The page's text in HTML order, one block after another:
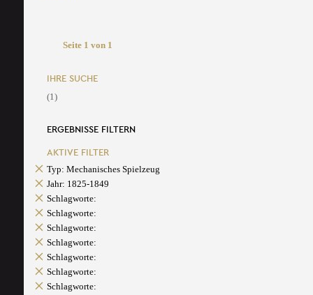
Seite 1 von 1
IHRE SUCHE
(1)
ERGEBNISSE FILTERN
AKTIVE FILTER
Typ: Mechanisches Spielzeug
Jahr: 1825-1849
Schlagworte:
Schlagworte:
Schlagworte:
Schlagworte:
Schlagworte:
Schlagworte:
Schlagworte: